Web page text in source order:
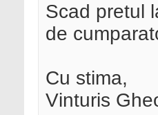
Scad pretul
de
Cu stima,
Vinturis